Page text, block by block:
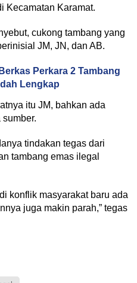
Kecamatan Karamat.
cukong tambang yang
JM, JN, dan AB.
Perkara 2 Tambang
Lengkap
itu JM, bahkan ada
sumber.
tindakan tegas dari
tambang emas ilegal
konflik masyarakat baru ada
juga makin parah,” tegas